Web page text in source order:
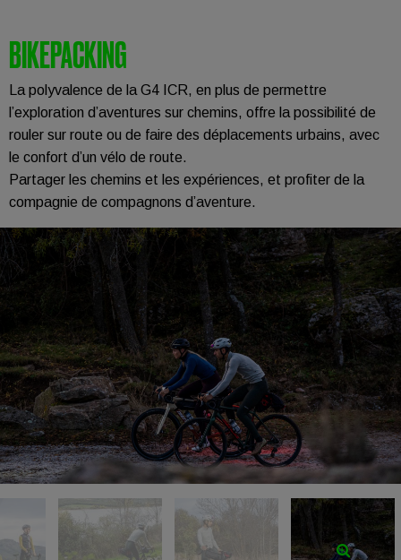
BIKEPACKING
La polyvalence de la G4 ICR, en plus de permettre
l’exploration d’aventures sur chemins, offre la possibilité de
rouler sur route ou de faire des déplacements urbains, avec
le confort d’un vélo de route.
Partager les chemins et les expériences, et profiter de la
compagnie de compagnons d’aventure.